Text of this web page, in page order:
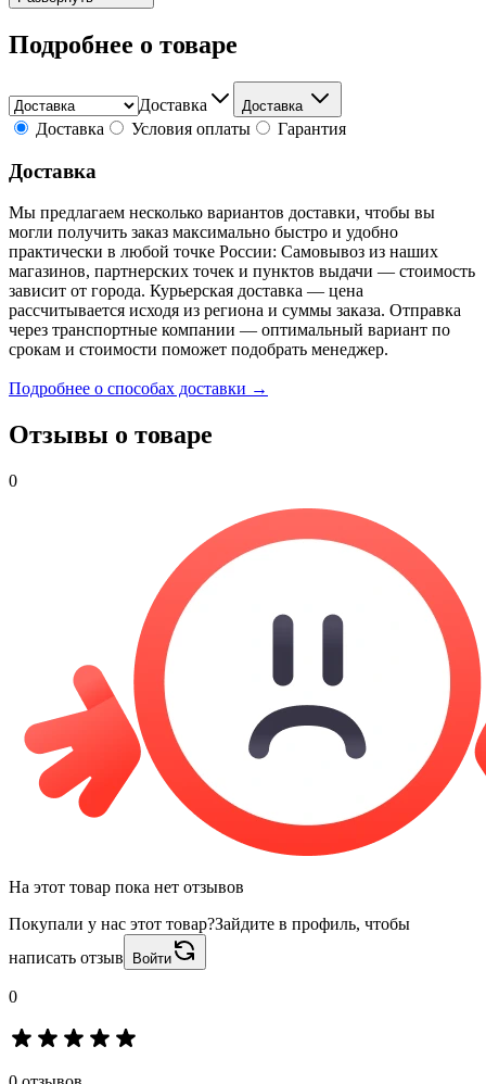
Подробнее о товаре
Доставка Доставка
Доставка Условия оплаты Гарантия
Доставка
Мы предлагаем несколько вариантов доставки, чтобы вы
могли получить заказ максимально быстро и удобно
практически в любой точке России: Самовывоз из наших
магазинов, партнерских точек и пунктов выдачи — стоимость
зависит от города. Курьерская доставка — цена
рассчитывается исходя из региона и суммы заказа. Отправка
через транспортные компании — оптимальный вариант по
срокам и стоимости поможет подобрать менеджер.
Подробнее о способах доставки →
Отзывы о товаре
0
На этот товар пока нет отзывов
Покупали у нас этот товар?Зайдите в профиль, чтобы
написать отзыв
Войти
0